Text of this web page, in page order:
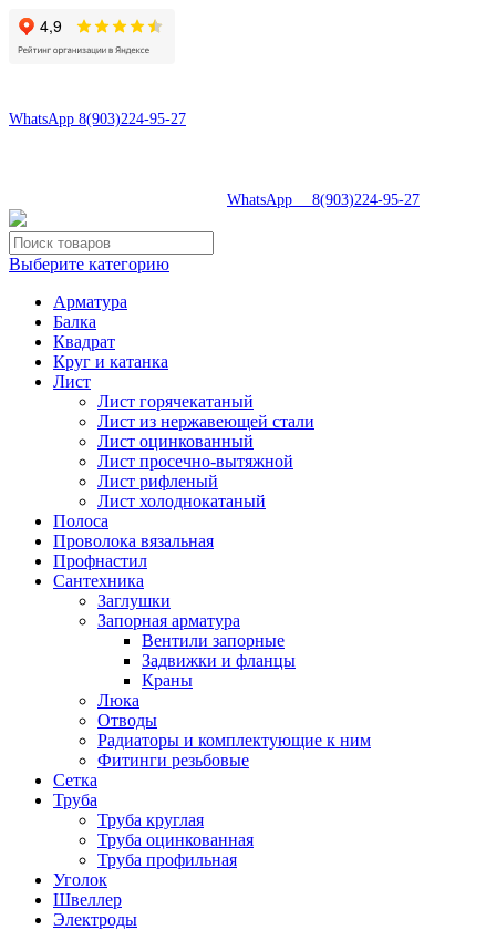
WhatsApp 8(903)224-95-27
WhatsApp 8(903)224-95-27
Выберите категорию
Арматура
Балка
Квадрат
Круг и катанка
Лист
Лист горячекатаный
Лист из нержавеющей стали
Лист оцинкованный
Лист просечно-вытяжной
Лист рифленый
Лист холоднокатаный
Полоса
Проволока вязальная
Профнастил
Сантехника
Заглушки
Запорная арматура
Вентили запорные
Задвижки и фланцы
Краны
Люка
Отводы
Радиаторы и комплектующие к ним
Фитинги резьбовые
Сетка
Труба
Труба круглая
Труба оцинкованная
Труба профильная
Уголок
Швеллер
Электроды